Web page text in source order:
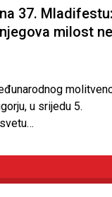
37. Mladifestu:
milost ne
u srijedu 5.
kao putokaz vjere i
Gospa
obnove kapelice